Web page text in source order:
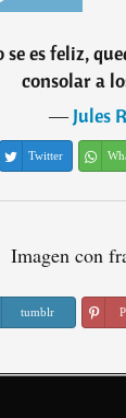
se es feliz,
consolar a
―Jules
Twitter
Imagen con
tumblr